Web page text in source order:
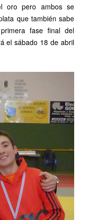
oro pero ambos se
que también sabe
fase final del
el sábado 18 de abril